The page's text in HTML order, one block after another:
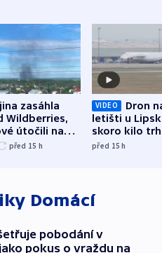
zasáhla
Wildberries,
útočili na
či
před 15 h
VIDEO
Dron
letišti u
skoro kilo
indicie
před 15h
Domácí
pobodání v
pokus o vraždu na